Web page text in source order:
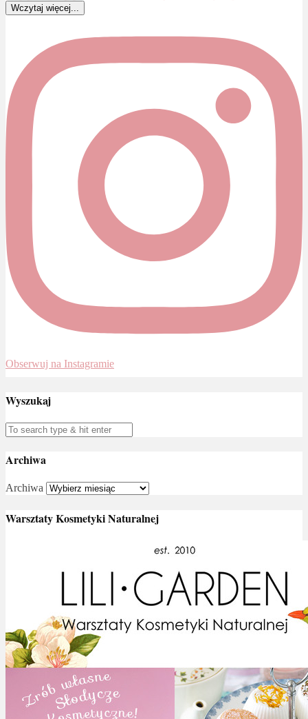
Wczytaj więcej...
Obserwuj na Instagramie
Wyszukaj
Archiwa
Archiwa
Warsztaty Kosmetyki Naturalnej